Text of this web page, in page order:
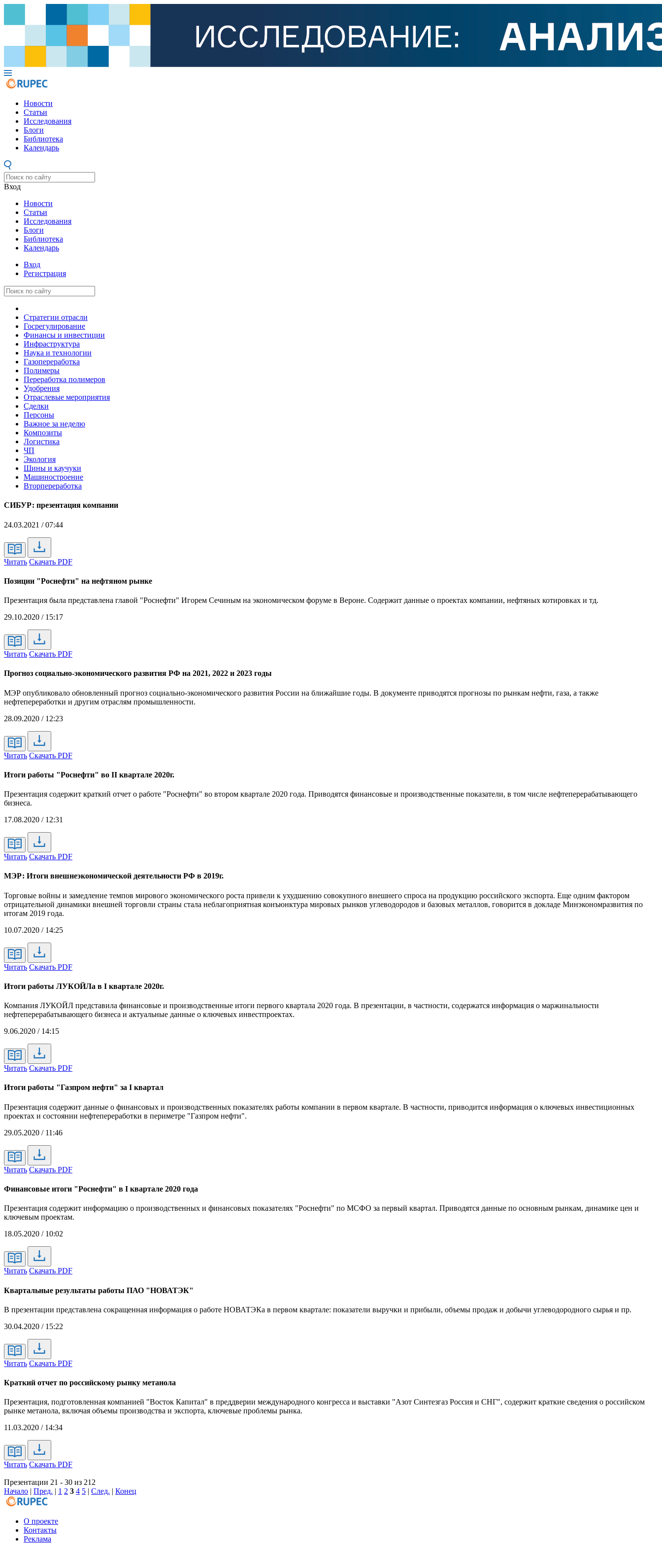
Новости
Статьи
Исследования
Блоги
Библиотека
Календарь
Вход
Новости
Статьи
Исследования
Блоги
Библиотека
Календарь
Вход
Регистрация
Стратегии отрасли
Госрегулирование
Финансы и инвестиции
Инфраструктура
Наука и технологии
Газопереработка
Полимеры
Переработка полимеров
Удобрения
Отраслевые мероприятия
Сделки
Персоны
Важное за неделю
Композиты
Логистика
ЧП
Экология
Шины и каучуки
Машиностроение
Вторпереработка
СИБУР: презентация компании
24.03.2021 / 07:44
Читать Скачать PDF
Позиции "Роснефти" на нефтяном рынке
Презентация была представлена главой "Роснефти" Игорем Сечиным на экономическом форуме в Вероне. Содержит данные о проектах компании, нефтяных котировках и тд.
29.10.2020 / 15:17
Читать Скачать PDF
Прогноз социально-экономического развития РФ на 2021, 2022 и 2023 годы
МЭР опубликовало обновленный прогноз социально-экономического развития России на ближайшие годы. В документе приводятся прогнозы по рынкам нефти, газа, а также
нефтепереработки и другим отраслям промышленности.
28.09.2020 / 12:23
Читать Скачать PDF
Итоги работы "Роснефти" во II квартале 2020г.
Презентация содержит краткий отчет о работе "Роснефти" во втором квартале 2020 года. Приводятся финансовые и производственные показатели, в том числе нефтеперерабатывающего
бизнеса.
17.08.2020 / 12:31
Читать Скачать PDF
МЭР: Итоги внешнеэкономической деятельности РФ в 2019г.
Торговые войны и замедление темпов мирового экономического роста привели к ухудшению совокупного внешнего спроса на продукцию российского экспорта. Еще одним фактором
отрицательной динамики внешней торговли страны стала неблагоприятная конъюнктура мировых рынков углеводородов и базовых металлов, говорится в докладе Минэкономразвития по
итогам 2019 года.
10.07.2020 / 14:25
Читать Скачать PDF
Итоги работы ЛУКОЙЛа в I квартале 2020г.
Компания ЛУКОЙЛ представила финансовые и производственные итоги первого квартала 2020 года. В презентации, в частности, содержатся информация о маржинальности
нефтеперерабатывающего бизнеса и актуальные данные о ключевых инвестпроектах.
9.06.2020 / 14:15
Читать Скачать PDF
Итоги работы "Газпром нефти" за I квартал
Презентация содержит данные о финансовых и производственных показателях работы компании в первом квартале. В частности, приводится информация о ключевых инвестиционных
проектах и состоянии нефтепереработки в периметре "Газпром нефти".
29.05.2020 / 11:46
Читать Скачать PDF
Финансовые итоги "Роснефти" в I квартале 2020 года
Презентация содержит информацию о производственных и финансовых показателях "Роснефти" по МСФО за первый квартал. Приводятся данные по основным рынкам, динамике цен и
ключевым проектам.
18.05.2020 / 10:02
Читать Скачать PDF
Квартальные результаты работы ПАО "НОВАТЭК"
В презентации представлена сокращенная информация о работе НОВАТЭКа в первом квартале: показатели выручки и прибыли, объемы продаж и добычи углеводородного сырья и пр.
30.04.2020 / 15:22
Читать Скачать PDF
Краткий отчет по российскому рынку метанола
Презентация, подготовленная компанией "Восток Капитал" в преддверии международного конгресса и выставки "Азот Синтезгаз Россия и СНГ", содержит краткие сведения о российском
рынке метанола, включая объемы производства и экспорта, ключевые проблемы рынка.
11.03.2020 / 14:34
Читать Скачать PDF
Презентации 21 - 30 из 212
Начало | Пред. | 1 2 3 4 5 | След. | Конец
О проекте
Контакты
Реклама